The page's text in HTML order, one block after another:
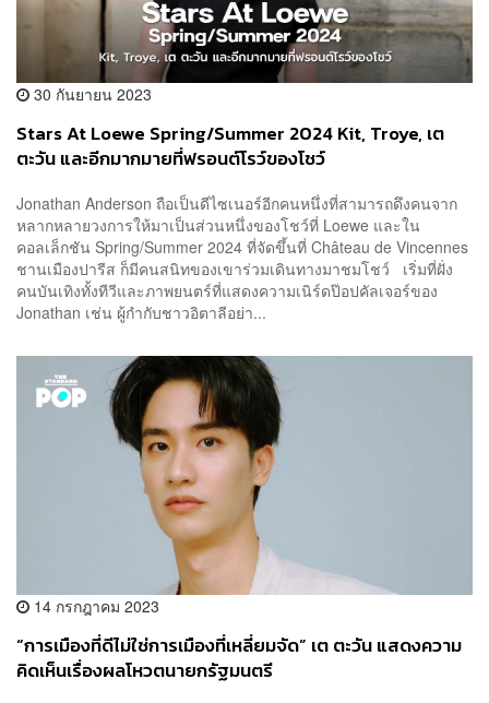
30 กันยายน 2023
Stars At Loewe Spring/Summer 2024 Kit, Troye, เต
ตะวัน และอีกมากมายที่ฟรอนต์โรว์ของโชว์
Jonathan Anderson ถือเป็นดีไซเนอร์อีกคนหนึ่งที่สามารถดึงคนจาก
หลากหลายวงการให้มาเป็นส่วนหนึ่งของโชว์ที่ Loewe และใน
คอลเล็กชัน Spring/Summer 2024 ที่จัดขึ้นที่ Château de Vincennes
ชานเมืองปารีส ก็มีคนสนิทของเขาร่วมเดินทางมาชมโชว์ เริ่มที่ฝั่ง
คนบันเทิงทั้งทีวีและภาพยนตร์ที่แสดงความเนิร์ดป๊อปคัลเจอร์ของ
Jonathan เช่น ผู้กำกับชาวอิตาลีอย่า...
14 กรกฎาคม 2023
“การเมืองที่ดีไม่ใช่การเมืองที่เหลี่ยมจัด” เต ตะวัน แสดงความ
คิดเห็นเรื่องผลโหวตนายกรัฐมนตรี